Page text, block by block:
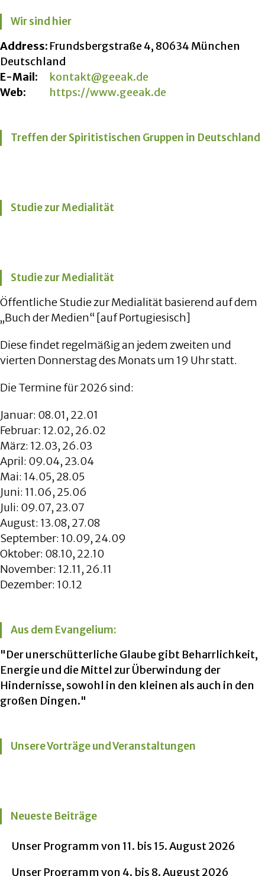
Wir sind hier
Address: Frundsbergstraße 4, 80634 München
Deutschland
E-Mail:
kontakt@geeak.de
Web:
https://www.geeak.de
Treffen der Spiritistischen Gruppen in Deutschland
Studie zur Medialität
Studie zur Medialität
Öffentliche Studie zur Medialität basierend auf dem
„Buch der Medien“ [auf Portugiesisch]
Diese findet regelmäßig an jedem zweiten und
vierten Donnerstag des Monats um 19 Uhr statt.
Die Termine für 2026 sind:
Januar: 08.01, 22.01
Februar: 12.02, 26.02
März: 12.03, 26.03
April: 09.04, 23.04
Mai: 14.05, 28.05
Juni: 11.06, 25.06
Juli: 09.07, 23.07
August: 13.08, 27.08
September: 10.09, 24.09
Oktober: 08.10, 22.10
November: 12.11, 26.11
Dezember: 10.12
Aus dem Evangelium:
"Der unerschütterliche Glaube gibt Beharrlichkeit,
Energie und die Mittel zur Überwindung der
Hindernisse, sowohl in den kleinen als auch in den
großen Dingen."
Unsere Vorträge und Veranstaltungen
Neueste Beiträge
Unser Programm von 11. bis 15. August 2026
Unser Programm von 4. bis 8. August 2026